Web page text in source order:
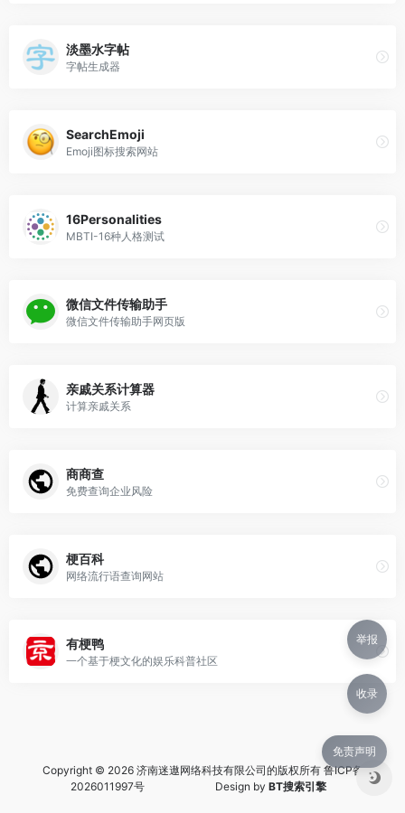
淡墨水字帖
字帖生成器
SearchEmoji
Emoji图标搜索网站
16Personalities
MBTI-16种人格测试
微信文件传输助手
微信文件传输助手网页版
亲戚关系计算器
计算亲戚关系
商商查
免费查询企业风险
梗百科
网络流行语查询网站
有梗鸭
一个基于梗文化的娱乐科普社区
Copyright © 2026 济南迷遨网络科技有限公司的版权所有 鲁ICP备
2026011997号 Design by BT搜索引擎
免责声明
举报
收录